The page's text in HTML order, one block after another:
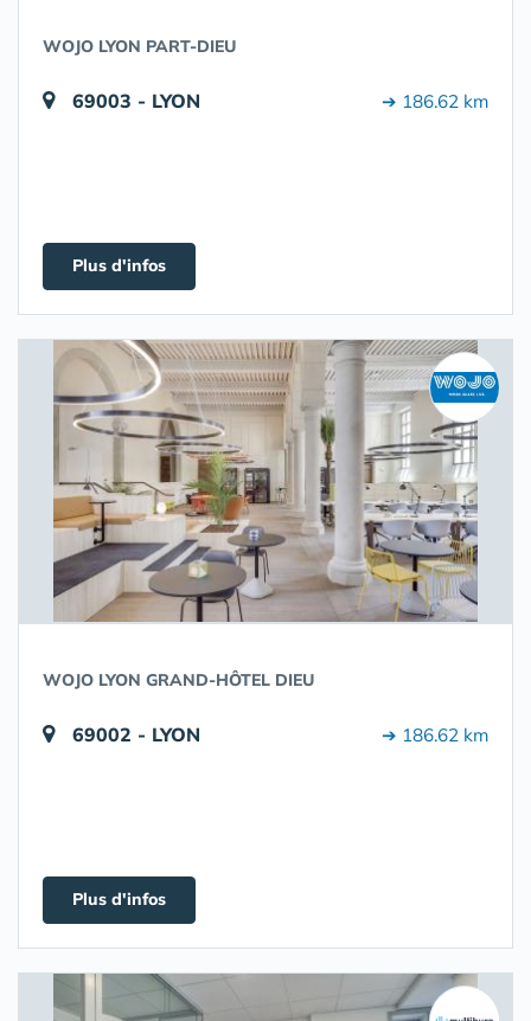
WOJO LYON PART-DIEU
69003 - LYON ➔ 186.62 km
Plus d'infos
WOJO LYON GRAND-HÔTEL DIEU
69002 - LYON ➔ 186.62 km
Plus d'infos